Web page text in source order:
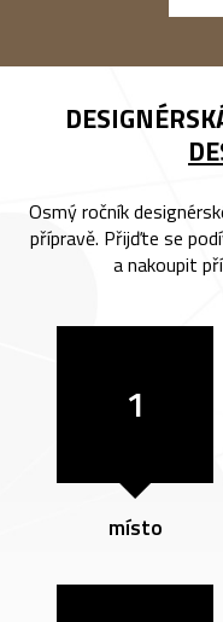
Osmý ročník
přípravě. Přijďte se
a nakoupit
1
místo